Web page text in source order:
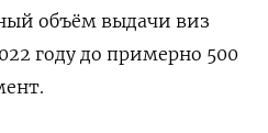
объём выдачи виз
году до примерно 500